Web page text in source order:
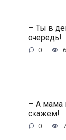
— Ты в
очередь!
0
— А мама
скажем!
0